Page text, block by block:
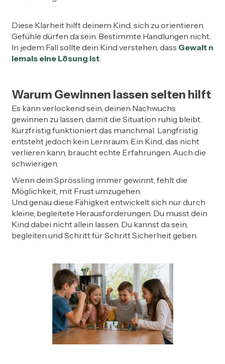
Diese Klarheit hilft deinem Kind, sich zu orientieren.
Gefühle dürfen da sein. Bestimmte Handlungen nicht.
In jedem Fall sollte dein Kind verstehen, dass Gewalt n
iemals eine Lösung ist.
Warum Gewinnen lassen selten hilft
Es kann verlockend sein, deinen Nachwuchs
gewinnen zu lassen, damit die Situation ruhig bleibt.
Kurzfristig funktioniert das manchmal. Langfristig
entsteht jedoch kein Lernraum. Ein Kind, das nicht
verlieren kann, braucht echte Erfahrungen. Auch die
schwierigen.
Wenn dein Sprössling immer gewinnt, fehlt die
Möglichkeit, mit Frust umzugehen.
Und genau diese Fähigkeit entwickelt sich nur durch
kleine, begleitete Herausforderungen. Du musst dein
Kind dabei nicht allein lassen. Du kannst da sein,
begleiten und Schritt für Schritt Sicherheit geben.